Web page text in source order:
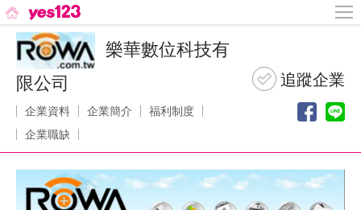
樂華數位科技有
限公司
企業資料 企業簡介
福利制度
企業職缺